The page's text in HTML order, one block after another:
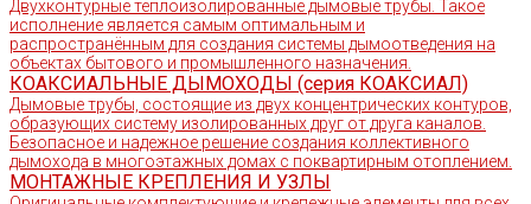
Двухконтурные теплоизолированные дымовые трубы. Такое
исполнение является самым оптимальным и
распространённым для создания системы дымоотведения на
объектах бытового и промышленного назначения.
КОАКСИАЛЬНЫЕ ДЫМОХОДЫ (серия КОАКСИАЛ)
Дымовые трубы, состоящие из двух концентрических контуров,
образующих систему изолированных друг от друга каналов.
Безопасное и надежное решение создания коллективного
дымохода в многоэтажных домах с поквартирным отоплением.
МОНТАЖНЫЕ КРЕПЛЕНИЯ И УЗЛЫ